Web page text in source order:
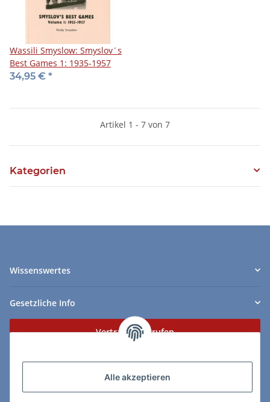
Alle akzeptieren
Wassili Smyslow: Smyslov´s
Best Games 1: 1935-1957
34,95 € *
Artikel 1 - 7 von 7
Kategorien
Wissenswertes
Gesetzliche Info
Vertrag widerrufen